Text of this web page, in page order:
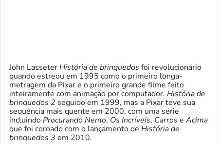
John Lasseter História de brinquedos foi revolucionário
quando estreou em 1995 como o primeiro longa-
metragem da Pixar e o primeiro grande filme feito
inteiramente com animação por computador. História de
brinquedos 2 seguido em 1999, mas a Pixar teve sua
sequência mais quente em 2000, com uma série
incluindo Procurando Nemo, Os Incríveis, Carros e Acima
que foi coroado com o lançamento de História de
brinquedos 3 em 2010.